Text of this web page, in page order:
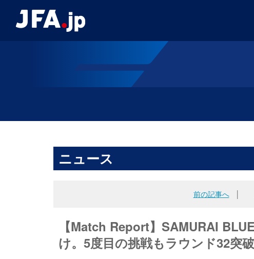
ニュース
前の記事へ│
【Match Report】SAMURAI
け。5度目の挑戦もラウンド32突